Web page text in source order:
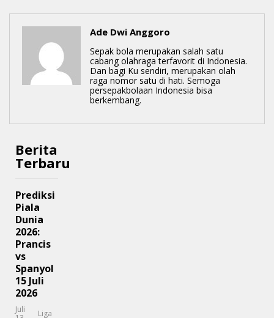
Ade Dwi Anggoro
Sepak bola merupakan salah satu
cabang olahraga terfavorit di Indonesia.
Dan bagi Ku sendiri, merupakan olah
raga nomor satu di hati. Semoga
persepakbolaan Indonesia bisa
berkembang.
Berita
Terbaru
Prediksi
Piala
Dunia
2026:
Prancis
vs
Spanyol
15 Juli
2026
Juli
Liga